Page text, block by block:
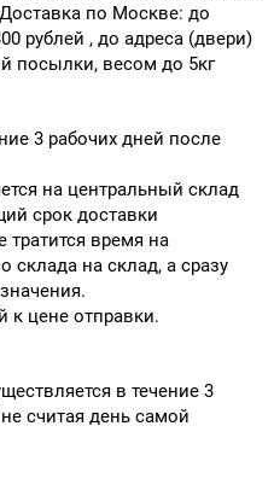
по Москве: до
рублей , до адреса (двери)
посылки, весом до 5кг
3 рабочих дней после
на центральный склад
срок доставки
тратится время на
склада на склад, а сразу
к цене отправки.
в течение 3
считая день самой